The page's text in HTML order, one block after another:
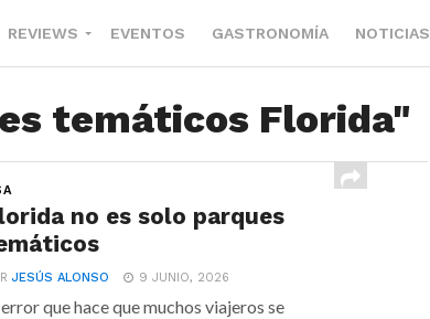
REVIEWS EVENTOS GASTRONOMÍA NOTICIAS
temáticos Florida"
no es solo parques
JESÚS ALONSO 9 JUNIO, 2026
que hace que muchos viajeros se